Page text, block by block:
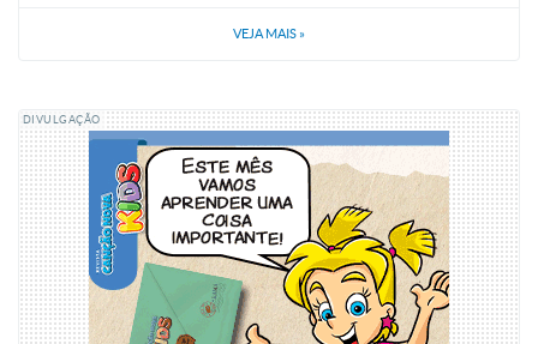
VEJA MAIS »
DIVULGAÇÃO